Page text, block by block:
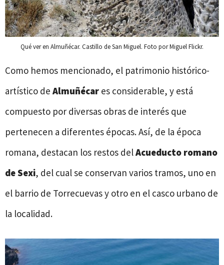
Qué ver en Almuñécar. Castillo de San Miguel. Foto por Miguel Flickr.
Como hemos mencionado, el patrimonio histórico-
artístico de Almuñécar es considerable, y está
compuesto por diversas obras de interés que
pertenecen a diferentes épocas. Así, de la época
romana, destacan los restos delAcueducto romano
de Sexi, del cual se conservan varios tramos, uno en
el barrio de Torrecuevas y otro en el casco urbano de
la localidad.